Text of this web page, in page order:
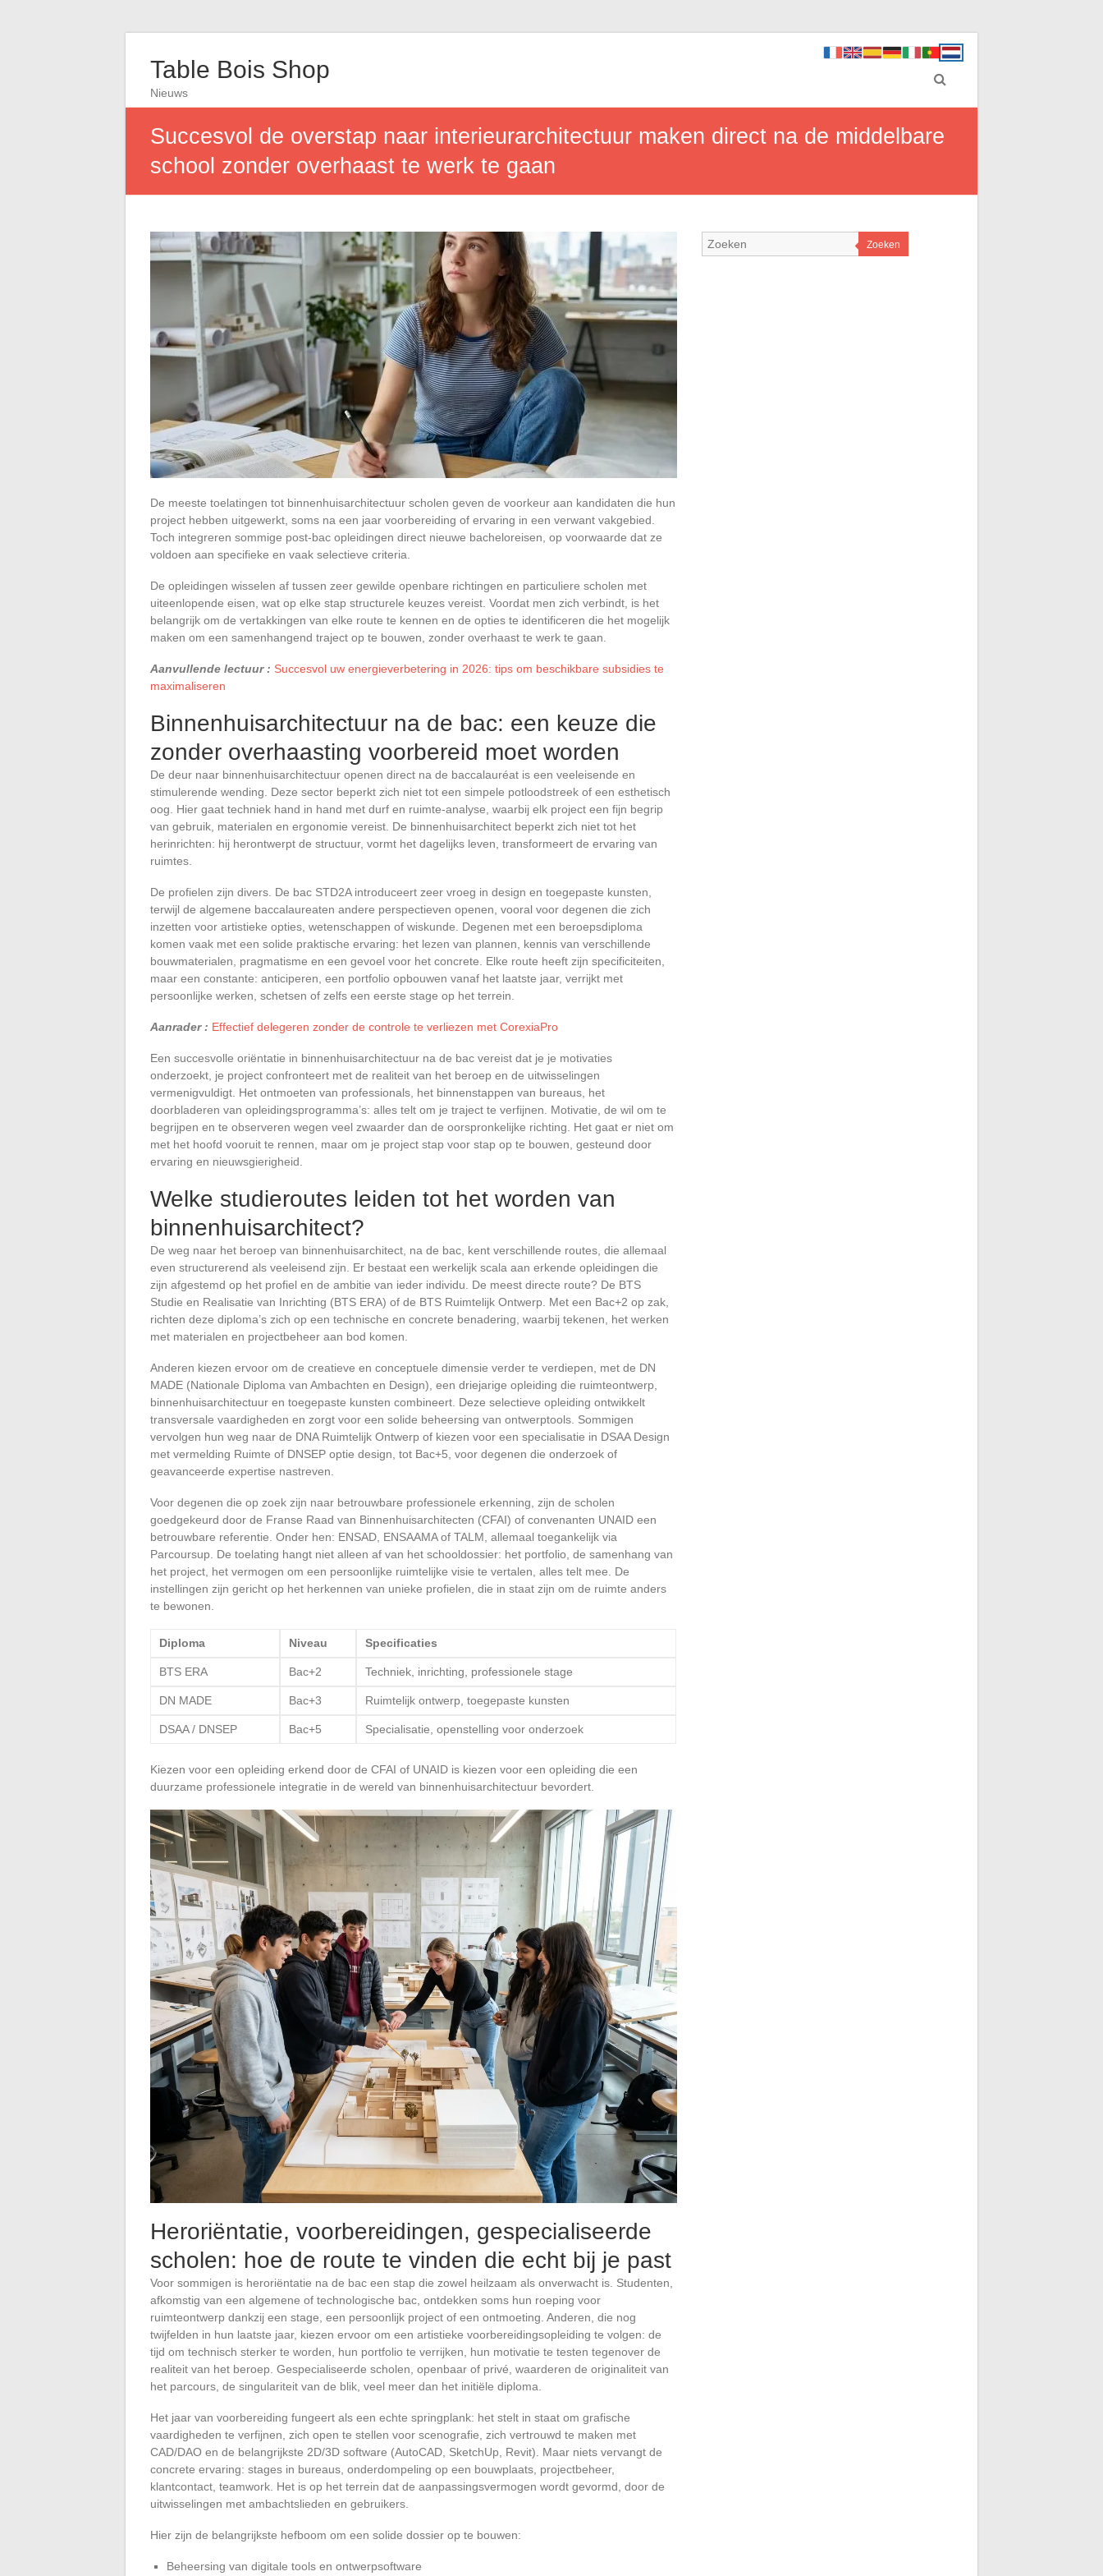
Table Bois Shop
Nieuws
Succesvol de overstap naar interieurarchitectuur maken direct na de middelbare
school zonder overhaast te werk te gaan
De meeste toelatingen tot binnenhuisarchitectuur scholen geven de voorkeur aan kandidaten die hun
project hebben uitgewerkt, soms na een jaar voorbereiding of ervaring in een verwant vakgebied.
Toch integreren sommige post-bac opleidingen direct nieuwe bacheloreisen, op voorwaarde dat ze
voldoen aan specifieke en vaak selectieve criteria.
De opleidingen wisselen af tussen zeer gewilde openbare richtingen en particuliere scholen met
uiteenlopende eisen, wat op elke stap structurele keuzes vereist. Voordat men zich verbindt, is het
belangrijk om de vertakkingen van elke route te kennen en de opties te identificeren die het mogelijk
maken om een samenhangend traject op te bouwen, zonder overhaast te werk te gaan.
Aanvullende lectuur : Succesvol uw energieverbetering in 2026: tips om beschikbare subsidies te
maximaliseren
Binnenhuisarchitectuur na de bac: een keuze die
zonder overhaasting voorbereid moet worden
De deur naar binnenhuisarchitectuur openen direct na de baccalauréat is een veeleisende en
stimulerende wending. Deze sector beperkt zich niet tot een simpele potloodstreek of een esthetisch
oog. Hier gaat techniek hand in hand met durf en ruimte-analyse, waarbij elk project een fijn begrip
van gebruik, materialen en ergonomie vereist. De binnenhuisarchitect beperkt zich niet tot het
herinrichten: hij herontwerpt de structuur, vormt het dagelijks leven, transformeert de ervaring van
ruimtes.
De profielen zijn divers. De bac STD2A introduceert zeer vroeg in design en toegepaste kunsten,
terwijl de algemene baccalaureaten andere perspectieven openen, vooral voor degenen die zich
inzetten voor artistieke opties, wetenschappen of wiskunde. Degenen met een beroepsdiploma
komen vaak met een solide praktische ervaring: het lezen van plannen, kennis van verschillende
bouwmaterialen, pragmatisme en een gevoel voor het concrete. Elke route heeft zijn specificiteiten,
maar een constante: anticiperen, een portfolio opbouwen vanaf het laatste jaar, verrijkt met
persoonlijke werken, schetsen of zelfs een eerste stage op het terrein.
Aanrader : Effectief delegeren zonder de controle te verliezen met CorexiaPro
Een succesvolle oriëntatie in binnenhuisarchitectuur na de bac vereist dat je je motivaties
onderzoekt, je project confronteert met de realiteit van het beroep en de uitwisselingen
vermenigvuldigt. Het ontmoeten van professionals, het binnenstappen van bureaus, het
doorbladeren van opleidingsprogramma’s: alles telt om je traject te verfijnen. Motivatie, de wil om te
begrijpen en te observeren wegen veel zwaarder dan de oorspronkelijke richting. Het gaat er niet om
met het hoofd vooruit te rennen, maar om je project stap voor stap op te bouwen, gesteund door
ervaring en nieuwsgierigheid.
Welke studieroutes leiden tot het worden van
binnenhuisarchitect?
De weg naar het beroep van binnenhuisarchitect, na de bac, kent verschillende routes, die allemaal
even structurerend als veeleisend zijn. Er bestaat een werkelijk scala aan erkende opleidingen die
zijn afgestemd op het profiel en de ambitie van ieder individu. De meest directe route? De BTS
Studie en Realisatie van Inrichting (BTS ERA) of de BTS Ruimtelijk Ontwerp. Met een Bac+2 op zak,
richten deze diploma’s zich op een technische en concrete benadering, waarbij tekenen, het werken
met materialen en projectbeheer aan bod komen.
Anderen kiezen ervoor om de creatieve en conceptuele dimensie verder te verdiepen, met de DN
MADE (Nationale Diploma van Ambachten en Design), een driejarige opleiding die ruimteontwerp,
binnenhuisarchitectuur en toegepaste kunsten combineert. Deze selectieve opleiding ontwikkelt
transversale vaardigheden en zorgt voor een solide beheersing van ontwerptools. Sommigen
vervolgen hun weg naar de DNA Ruimtelijk Ontwerp of kiezen voor een specialisatie in DSAA Design
met vermelding Ruimte of DNSEP optie design, tot Bac+5, voor degenen die onderzoek of
geavanceerde expertise nastreven.
Voor degenen die op zoek zijn naar betrouwbare professionele erkenning, zijn de scholen
goedgekeurd door de Franse Raad van Binnenhuisarchitecten (CFAI) of convenanten UNAID een
betrouwbare referentie. Onder hen: ENSAD, ENSAAMA of TALM, allemaal toegankelijk via
Parcoursup. De toelating hangt niet alleen af van het schooldossier: het portfolio, de samenhang van
het project, het vermogen om een persoonlijke ruimtelijke visie te vertalen, alles telt mee. De
instellingen zijn gericht op het herkennen van unieke profielen, die in staat zijn om de ruimte anders
te bewonen.
Diploma Niveau Specificaties
BTS ERA Bac+2 Techniek, inrichting, professionele stage
DN MADE Bac+3 Ruimtelijk ontwerp, toegepaste kunsten
DSAA / DNSEP Bac+5 Specialisatie, openstelling voor onderzoek
Kiezen voor een opleiding erkend door de CFAI of UNAID is kiezen voor een opleiding die een
duurzame professionele integratie in de wereld van binnenhuisarchitectuur bevordert.
Heroriëntatie, voorbereidingen, gespecialiseerde
scholen: hoe de route te vinden die echt bij je past
Voor sommigen is heroriëntatie na de bac een stap die zowel heilzaam als onverwacht is. Studenten,
afkomstig van een algemene of technologische bac, ontdekken soms hun roeping voor
ruimteontwerp dankzij een stage, een persoonlijk project of een ontmoeting. Anderen, die nog
twijfelden in hun laatste jaar, kiezen ervoor om een artistieke voorbereidingsopleiding te volgen: de
tijd om technisch sterker te worden, hun portfolio te verrijken, hun motivatie te testen tegenover de
realiteit van het beroep. Gespecialiseerde scholen, openbaar of privé, waarderen de originaliteit van
het parcours, de singulariteit van de blik, veel meer dan het initiële diploma.
Het jaar van voorbereiding fungeert als een echte springplank: het stelt in staat om grafische
vaardigheden te verfijnen, zich open te stellen voor scenografie, zich vertrouwd te maken met
CAD/DAO en de belangrijkste 2D/3D software (AutoCAD, SketchUp, Revit). Maar niets vervangt de
concrete ervaring: stages in bureaus, onderdompeling op een bouwplaats, projectbeheer,
klantcontact, teamwork. Het is op het terrein dat de aanpassingsvermogen wordt gevormd, door de
uitwisselingen met ambachtslieden en gebruikers.
Hier zijn de belangrijkste hefboom om een solide dossier op te bouwen:
Beheersing van digitale tools en ontwerpsoftware
Zoeken